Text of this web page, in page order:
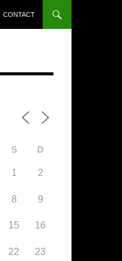
CONTACT
S D
1 2
8 9
15 16
22 23